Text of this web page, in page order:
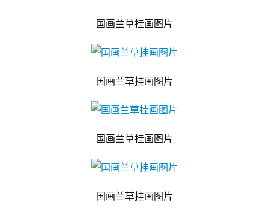
国画兰草挂画图片
国画兰草挂画图片
国画兰草挂画图片
国画兰草挂画图片